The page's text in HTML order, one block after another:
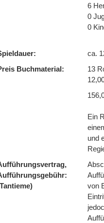
6
0
0
ca.
Buchmaterial:
13
Ein
und
von